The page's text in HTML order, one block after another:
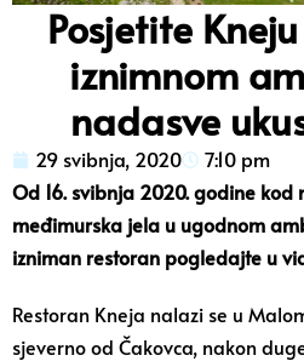
Posjetite
iznimnom
nadasve
29 svibnja, 2020
7:10 pm
Od 16. svibnja 2020. godine
međimurska jela u ugodnom
izniman restoran pogledajte u
Restoran Kneja nalazi se u
sjeverno od Čakovca, nakon